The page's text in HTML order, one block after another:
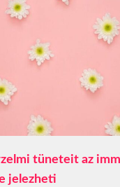
tüneteit az
jelezheti